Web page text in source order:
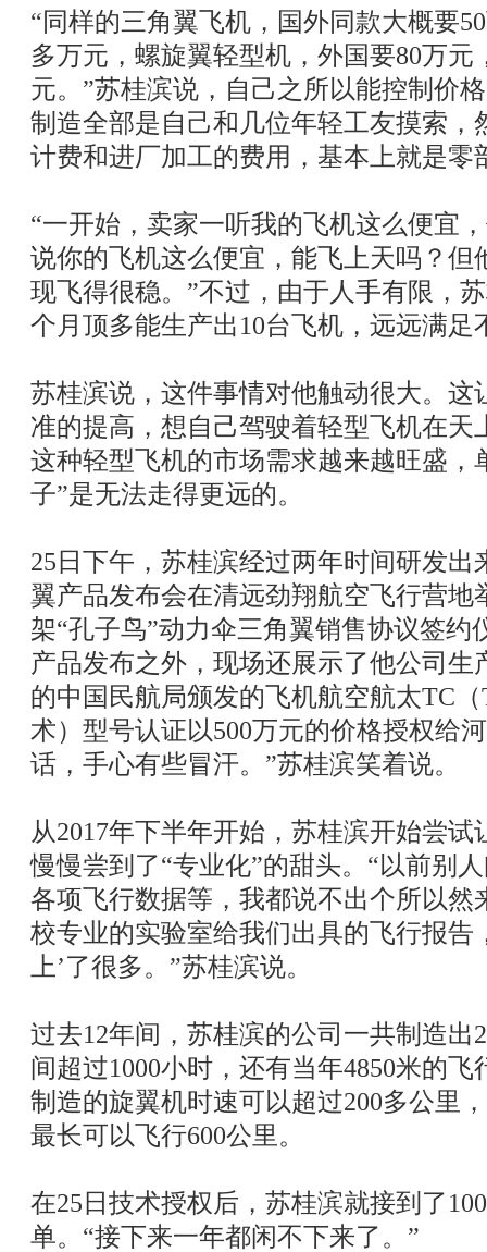
“同样的三角翼飞机，国外同款大概要
多万元，螺旋翼轻型机，外国要80万元
元。”苏桂滨说，自己之所以能控制价
制造全部是自己和几位年轻工友摸索，
计费和进厂加工的费用，基本上就是零
“一开始，卖家一听我的飞机这么便宜
说你的飞机这么便宜，能飞上天吗？但
现飞得很稳。”不过，由于人手有限，
个月顶多能生产出10台飞机，远远满足
苏桂滨说，这件事情对他触动很大。这
准的提高，想自己驾驶着轻型飞机在天
这种轻型飞机的市场需求越来越旺盛，
子”是无法走得更远的。
25日下午，苏桂滨经过两年时间研发出
翼产品发布会在清远劲翔航空飞行营地
架“孔子鸟”动力伞三角翼销售协议签约
产品发布之外，现场还展示了他公司生
的中国民航局颁发的飞机航空航太TC（
术）型号认证以500万元的价格授权给
话，手心有些冒汗。”苏桂滨笑着说。
从2017年下半年开始，苏桂滨开始尝
慢慢尝到了“专业化”的甜头。“以前别
各项飞行数据等，我都说不出个所以然
校专业的实验室给我们出具的飞行报告
上’了很多。”苏桂滨说。
过去12年间，苏桂滨的公司一共制造出
间超过1000小时，还有当年4850米的
制造的旋翼机时速可以超过200多公里
最长可以飞行600公里。
在25日技术授权后，苏桂滨就接到了
单。“接下来一年都闲不下来了。”